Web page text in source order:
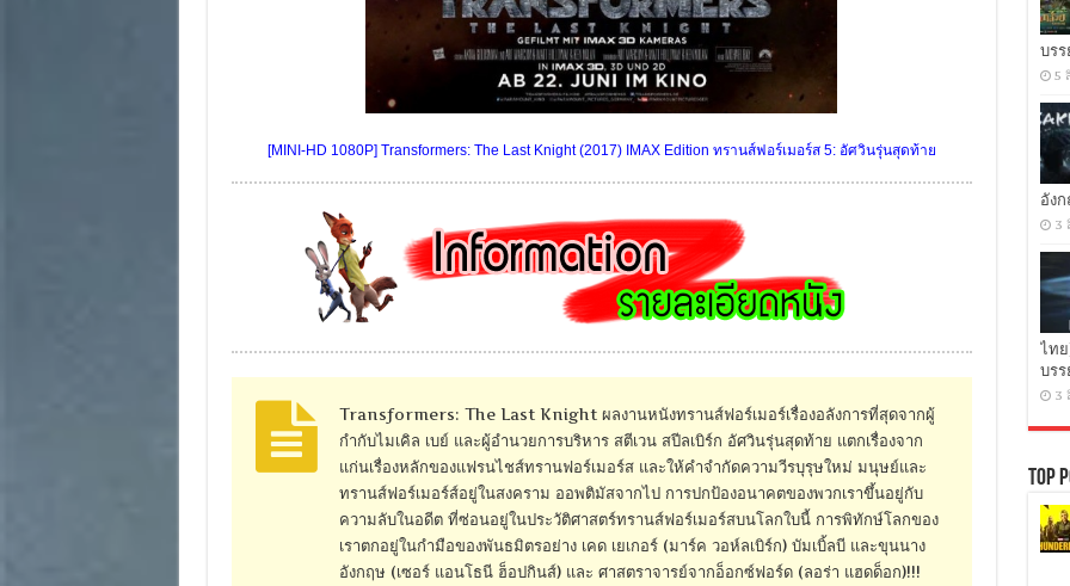
[MINI-HD 1080P] Transformers: The Last Knight (2017) IMAX Edition ทรานส์ฟอร์เมอร์ส 5: อัศวินรุ่นสุดท้าย
Transformers: The Last Knight ผลงานหนังทรานส์ฟอร์เมอร์เรื่องอลังการที่สุดจากผู้
กำกับไมเคิล เบย์ และผู้อำนวยการบริหาร สตีเวน สปีลเบิร์ก อัศวินรุ่นสุดท้าย แตกเรื่องจาก
แก่นเรื่องหลักของแฟรนไชส์ทรานฟอร์เมอร์ส และให้คำจำกัดความวีรบุรุษใหม่ มนุษย์และ
ทรานส์ฟอร์เมอร์ส์อยู่ในสงคราม ออพติมัสจากไป การปกป้องอนาคตของพวกเราขึ้นอยู่กับ
ความลับในอดีต ที่ซ่อนอยู่ในประวัติศาสตร์ทรานส์ฟอร์เมอร์สบนโลกใบนี้ การพิทักษ์โลกของ
เราตกอยู่ในกำมือของพันธมิตรอย่าง เคด เยเกอร์ (มาร์ค วอห์ลเบิร์ก) บัมเบิ้ลบี และขุนนาง
อังกฤษ (เซอร์ แอนโธนี ฮ็อปกินส์) และ ศาสตราจารย์จากอ็อกซ์ฟอร์ด (ลอร่า แฮดด็อก)!!!
บร
5
อัง
3
ไท
บร
3
Top